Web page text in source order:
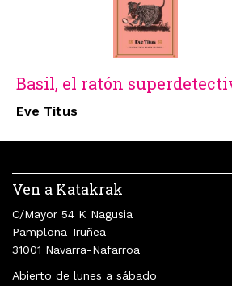
Basil, el ratón
Eve Titus
Ven a Katakrak
C/Mayor 54 K Nagusia
Pamplona-Iruñea
31001 Navarra-Nafarroa
Abierto de lunes a sábado